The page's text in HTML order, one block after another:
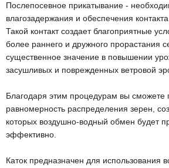
Послепосевное прикатывание -
влагозадержания и обеспечения
Такой контакт создает благоприятные
более раннего и дружного прорастания
существенное значение в повышении
засушливых и поврежденных ветровой
Благодаря этим процедурам вы сможете
равномерность распределения зерен,
которых воздушно-водный обмен будет
эффективно.
Каток предназначен для использования